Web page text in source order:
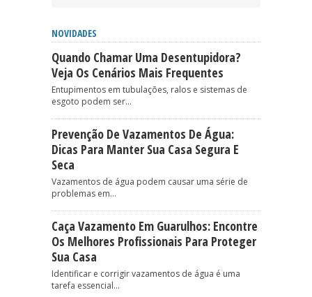
NOVIDADES
Quando Chamar Uma Desentupidora?
Veja Os Cenários Mais Frequentes
Entupimentos em tubulações, ralos e sistemas de
esgoto podem ser...
Prevenção De Vazamentos De Água:
Dicas Para Manter Sua Casa Segura E
Seca
Vazamentos de água podem causar uma série de
problemas em...
Caça Vazamento Em Guarulhos: Encontre
Os Melhores Profissionais Para Proteger
Sua Casa
Identificar e corrigir vazamentos de água é uma
tarefa essencial...